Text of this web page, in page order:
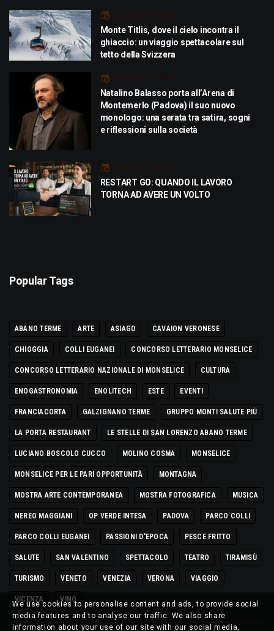
Luglio 29, 2026
Monte Titlis, dove il cielo incontra il
ghiaccio: un viaggio spettacolare sul
tetto della Svizzera
Luglio 21, 2026
Natalino Balasso porta all’Arena di
Montemerlo (Padova) il suo nuovo
monologo: una serata tra satira, sogni
e riflessioni sulla società
Luglio 21, 2026
RESTART GO: QUANDO IL LAVORO
TORNA AD AVERE UN VOLTO
Popular Tags
ABANO TERME ARTE ASIAGO CAVAION VERONESE
CHIOGGIA COLLI EUGANEI CONCORSO LETTERARIO MONSELICE
CONCORSO LETTERARIO NAZIONALE DI MONSELICE CULTURA
ENOGASTRONOMIA ENOLITECH ESTE EVENTI
FRANCIACORTA GALZIGNANO TERME GRUPPO MONTI SALUTE PIÙ
LA PORTA RESTAURANT LE STELLE DI SAN LORENZO ABANO TERME
LUCIANO BOSCOLO CUCCO MOLINO COSMA MONSELICE
MONSELICE PER LE PARI OPPORTUNITÀ MONTAGNA
MOSTRA ARTE CONTEMPORANEA MOSTRA FOTOGRAFICA MUSICA
NEREO MAGGIANI OP VERDE INTESA PADOVA PARCO COLLI
PARCO COLLI EUGANEI PASSIONI D'EPOCA PESCE FRITTO
SALUTE SAN VALENTINO SPETTACOLO TEATRO TIRAMISÙ
TURISMO VENETO VENEZIA VERONA VIAGGIO
VICENZA VINO
We use cookies to personalise content and ads, to provide social
media features and to analyse our traffic. We also share
information about your use of our site with our social media,